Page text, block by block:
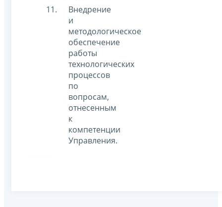
Внедрение
и
методологическое
обеспечение
работы
технологических
процессов
по
вопросам,
отнесенным
к
компетенции
Управления.